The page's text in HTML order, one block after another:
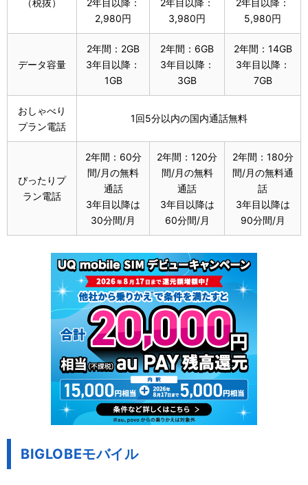
（税抜）
2年目以降：
2,980円
2年目以降：
3,980円
2年目以降：
5,980円
データ容量
2年間：2GB
3年目以降：
1GB
2年間：6GB
3年目以降：
3GB
2年間：14GB
3年目以降：
7GB
おしゃべり
プラン電話
1回5分以内の国内通話無料
ぴったりプ
ラン電話
2年間：60分
間/月の無料
通話
3年目以降は
30分間/月
2年間：120分
間/月の無料
通話
3年目以降は
60分間/月
2年間：180分
間/月の無料通
話
3年目以降は
90分間/月
BIGLOBEモバイル